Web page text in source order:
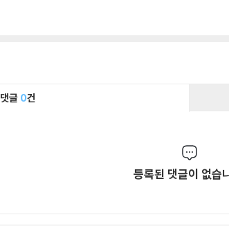
댓글 0건
등록된 댓글이 없습